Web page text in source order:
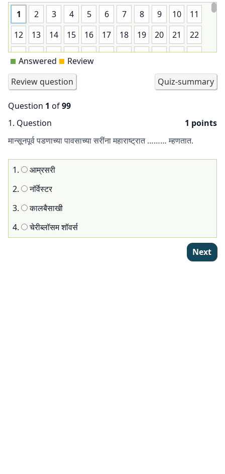
1 2 3 4 5 6 7 8 9 10
11
12
13 14 15 16 17 18 19 20 21
22
23
24 25 26 27 28 29 30 31 32
33
34
35 36 37 42 43
44
56
57
67
68 69 70 71 72 73 74 76
77
78
79 80 81 82 83 84 85 86 87
88
Answered Review
Question 1 of99
1. Question
1 points
मान्सूनपूर्व पडणाच्या पावसाच्या सरींना महाराष्ट्रात ……… म्हणतात.
1.
आम्रसरी
2.
नॉर्वेस्टर
3.
कालबैसाखी
4.
चेरीब्लॉसम शॉवर्स